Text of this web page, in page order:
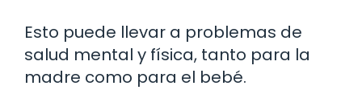
Esto puede llevar a problemas de
salud mental y física, tanto para la
madre como para el bebé.